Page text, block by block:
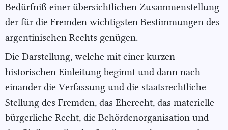
Bedürfniß einer übersichtlichen Zusammenstellung
der für die Fremden wichtigsten Bestimmungen des
argentinischen Rechts genügen.
Die Darstellung, welche mit einer kurzen
historischen Einleitung beginnt und dann nach
einander die Verfassung und die staatsrechtliche
Stellung des Fremden, das Eherecht, das materielle
bürgerliche Recht, die Behördenorganisation und